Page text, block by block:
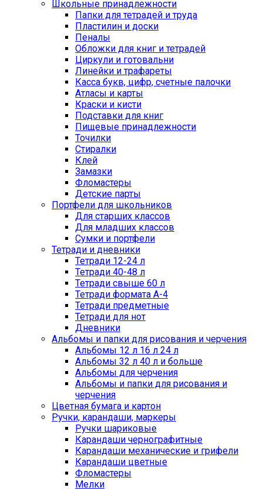
Школьные принадлежности
Папки для тетрадей и труда
Пластилин и доски
Пеналы
Обложки для книг и тетрадей
Циркули и готовальни
Линейки и трафареты
Касса букв, цифр, счетные палочки
Атласы и карты
Краски и кисти
Подставки для книг
Пищевые принадлежности
Точилки
Стиралки
Клей
Замазки
Фломастеры
Детские парты
Портфели для школьников
Для старших классов
Для младших классов
Сумки и портфели
Тетради и дневники
Тетради 12-24 л
Тетради 40-48 л
Тетради свыше 60 л
Тетради формата А-4
Тетради предметные
Тетради для нот
Дневники
Альбомы и папки для рисования и черчения
Альбомы 12 л 16 л 24 л
Альбомы 32 л 40 л и больше
Альбомы для черчения
Альбомы и папки для рисования и
черчения
Цветная бумага и картон
Ручки, карандаши, маркеры
Ручки шариковые
Карандаши чернографитные
Карандаши механические и грифели
Карандаши цветные
Фломастеры
Мелки